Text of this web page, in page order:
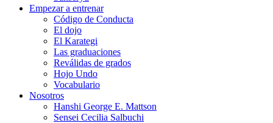
Empezar a entrenar
Código de Conducta
El dojo
El Karategi
Las graduaciones
Reválidas de grados
Hojo Undo
Vocabulario
Nosotros
Hanshi George E. Mattson
Sensei Cecilia Salbuchi